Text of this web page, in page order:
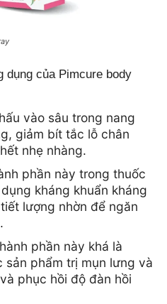
dụng của Pimcure body
vào sâu trong nang
giảm bít tắc lỗ chân
nhẹ nhàng.
phần này trong thuốc
kháng khuẩn kháng
lượng nhờn để ngăn
phần này khá là
phẩm trị mụn lưng và
phục hồi độ đàn hồi